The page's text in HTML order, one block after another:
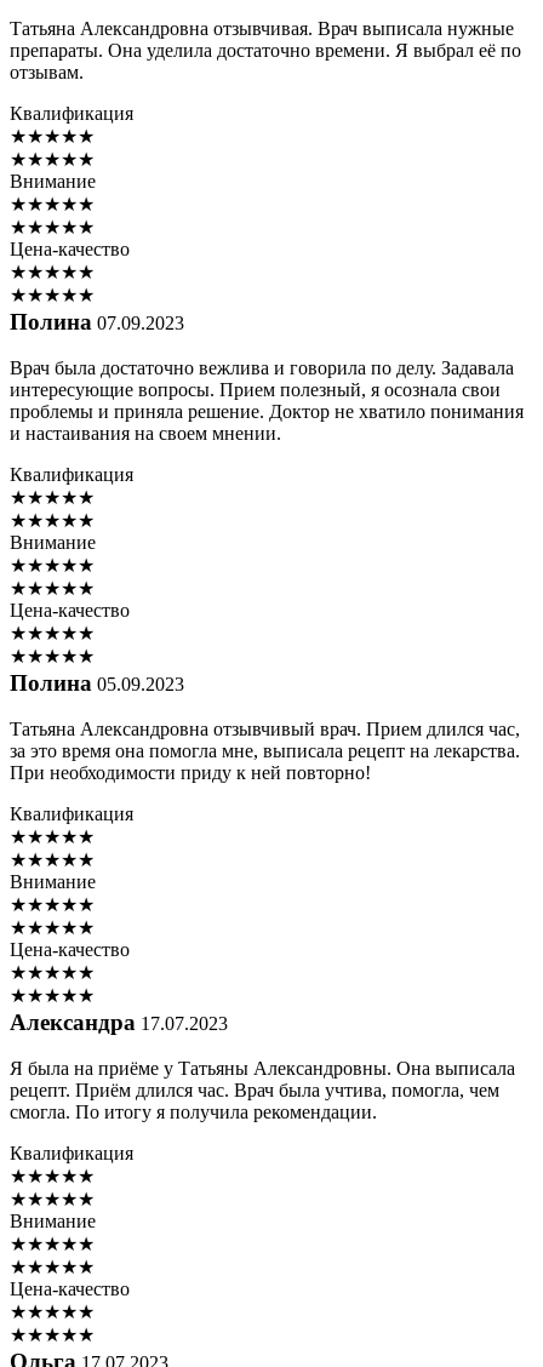
Татьяна Александровна отзывчивая. Врач выписала нужные
препараты. Она уделила достаточно времени. Я выбрал её по
отзывам.
Квалификация
★★★★★
★★★★★
Внимание
★★★★★
★★★★★
Цена-качество
★★★★★
★★★★★
Полина 07.09.2023
Врач была достаточно вежлива и говорила по делу. Задавала
интересующие вопросы. Прием полезный, я осознала свои
проблемы и приняла решение. Доктор не хватило понимания
и настаивания на своем мнении.
Квалификация
★★★★★
★★★★★
Внимание
★★★★★
★★★★★
Цена-качество
★★★★★
★★★★★
Полина 05.09.2023
Татьяна Александровна отзывчивый врач. Прием длился час,
за это время она помогла мне, выписала рецепт на лекарства.
При необходимости приду к ней повторно!
Квалификация
★★★★★
★★★★★
Внимание
★★★★★
★★★★★
Цена-качество
★★★★★
★★★★★
Александра 17.07.2023
Я была на приёме у Татьяны Александровны. Она выписала
рецепт. Приём длился час. Врач была учтива, помогла, чем
смогла. По итогу я получила рекомендации.
Квалификация
★★★★★
★★★★★
Внимание
★★★★★
★★★★★
Цена-качество
★★★★★
★★★★★
Ольга 17.07.2023